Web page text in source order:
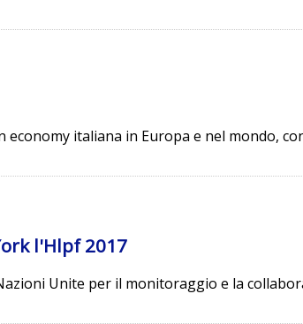
italiana in Europa e nel mondo,
l'Hlpf 2017
Unite per il monitoraggio e la